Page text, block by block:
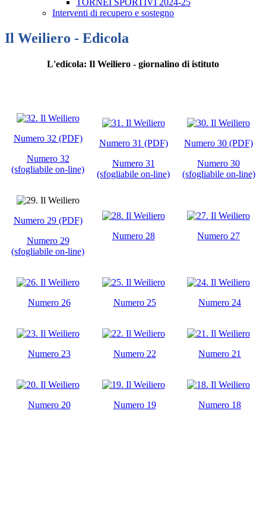
TORNEI SPORTIVI 2024-25
Interventi di recupero e sostegno
Il Weiliero - Edicola
L'edicola: Il Weiliero - giornalino di istituto
Numero 32 (PDF)
Numero 32
(sfogliabile on-line)
Numero 31 (PDF)
Numero 31
(sfogliabile on-line)
Numero 30 (PDF)
Numero 30
(sfogliabile on-line)
Numero 29 (PDF)
Numero 29
(sfogliabile on-line)
Numero 28 Numero 27
Numero 26 Numero 25 Numero 24
Numero 23 Numero 22 Numero 21
Numero 20 Numero 19 Numero 18